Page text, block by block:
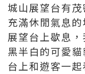
城山展望台有
充滿休閒氣息
展望台上歇息
黑半白的可愛
台上和遊客一起